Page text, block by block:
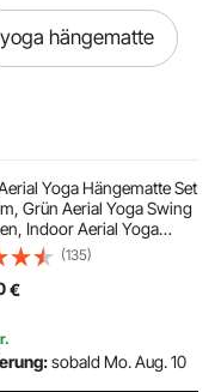
yoga hängematte
lila
Yoga Hängematte Set
Grün Aerial Yoga Swing
Indoor Aerial Yoga
Swing 1000 kg Max.
inkl. Yoga-Socken &
& Alu-Drehgelenk
(135)
€
sobald Mo. Aug. 10